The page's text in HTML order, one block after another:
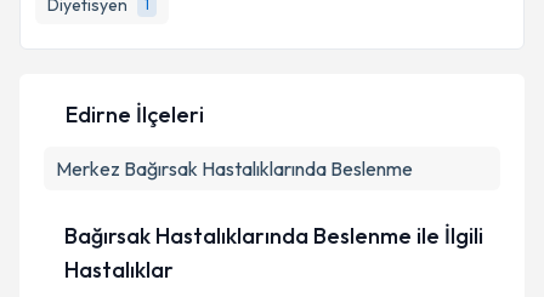
Diyetisyen
1
E-posta Adresiniz
Metni'ni okudum ve kişisel verilerimin belirtilen
Edirne İlçeleri
Merkez Bağırsak Hastalıklarında Beslenme
Bağırsak Hastalıklarında Beslenme ile İlgili
Hastalıklar